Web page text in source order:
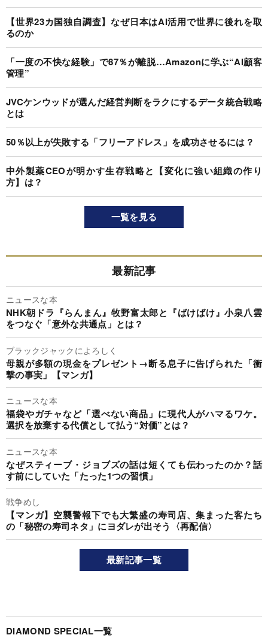
【世界23カ国独自調査】なぜ日本はAI活用で世界に後れを取
るのか
「一度の不快な経験」で87％が離脱…Amazonに学ぶ“AI顧客
管理”
JVCケンウッドが選んだ経営判断をラクにするデータ統合戦略
とは
50％以上が失敗する「フリーアドレス」を成功させるには？
中外製薬CEOが明かす生存戦略と【変化に強い組織の作り
方】は？
一覧を見る
最新記事
ニュースな本
NHK朝ドラ『らんまん』牧野富太郎と『ばけばけ』小泉八雲
をつなぐ「意外な共通点」とは？
ブラックジャックによろしく
母親が多額の現金をプレゼント→断る息子に告げられた「衝
撃の事実」【マンガ】
ニュースな本
福袋やガチャなど「選べない商品」に現代人がハマるワケ。
選択を放棄する代償として払う“対価”とは？
ニュースな本
なぜスティーブ・ジョブズの話は短くても伝わったのか？話
す前にしていた「たった1つの習慣」
戦争めし
【マンガ】空襲警報下でも大繁盛の寿司店、集まった客たち
の「秘密の寿司ネタ」にヨダレが出そう〈再配信〉
最新記事一覧
DIAMOND SPECIAL一覧